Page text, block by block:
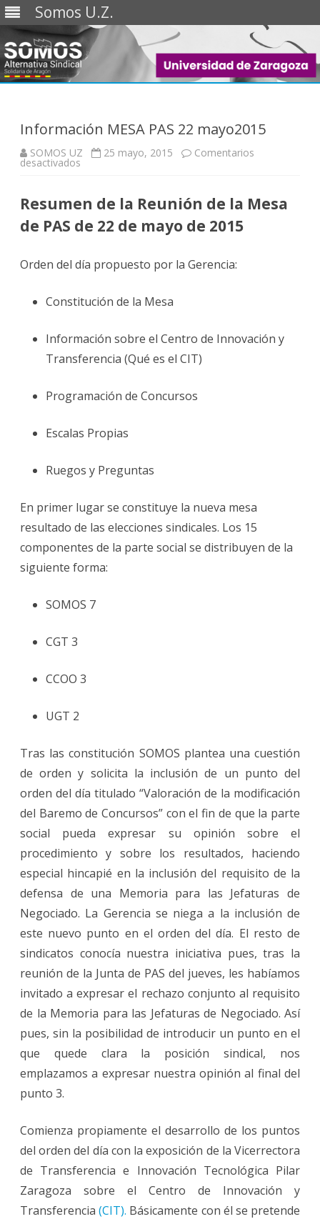
Somos U.Z.
Saltar
Información MESA PAS 22 mayo2015
SOMOS UZ 25 mayo, 2015 Comentarios
desactivados
22
mayo2015
Resumen de la Reunión de la Mesa
de PAS de 22 de mayo de 2015
Orden del día propuesto por la Gerencia:
Constitución de la Mesa
Información sobre el Centro de Innovación y
Transferencia (Qué es el CIT)
Programación de Concursos
Escalas Propias
Ruegos y Preguntas
En primer lugar se constituye la nueva mesa
resultado de las elecciones sindicales. Los 15
componentes de la parte social se distribuyen de la
siguiente forma:
SOMOS 7
CGT 3
CCOO 3
UGT 2
Tras las constitución SOMOS plantea una cuestión
de orden y solicita la inclusión de un punto del
orden del día titulado “Valoración de la modificación
del Baremo de Concursos” con el fin de que la parte
social pueda expresar su opinión sobre el
procedimiento y sobre los resultados, haciendo
especial hincapié en la inclusión del requisito de la
defensa de una Memoria para las Jefaturas de
Negociado. La Gerencia se niega a la inclusión de
este nuevo punto en el orden del día. El resto de
sindicatos conocía nuestra iniciativa pues, tras la
reunión de la Junta de PAS del jueves, les habíamos
invitado a expresar el rechazo conjunto al requisito
de la Memoria para las Jefaturas de Negociado. Así
pues, sin la posibilidad de introducir un punto en el
que quede clara la posición sindical, nos
emplazamos a expresar nuestra opinión al final del
punto 3.
Comienza propiamente el desarrollo de los puntos
del orden del día con la exposición de la Vicerrectora
de Transferencia e Innovación Tecnológica Pilar
Zaragoza sobre el Centro de Innovación y
Transferencia(CIT). Básicamente con él se pretende